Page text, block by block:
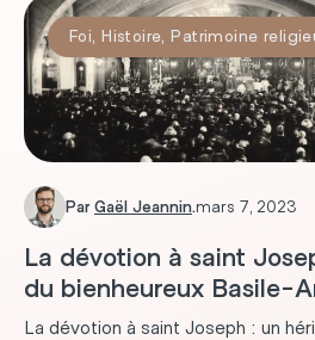
Foi Histoire Patrimoine
Par Gaël Jeannin.mars 7, 2023
La dévotion à saint
du bienheureux Basile-
La dévotion à saint Joseph : un